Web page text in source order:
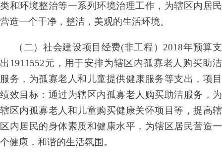
类和环境整治等一系列环境治理工作，为辖区内居民
营造一个干净，整洁，美观的生活环境。
（二）社会建设项目经费(非工程）2018年预算支
出1911552元，用于安排为辖区内孤寡老人购买助洁
服务，为孤寡老人和儿童提供健康服务等支出，项目
绩效目标：通过为辖区内孤寡老人购买助洁服务，为
辖区内孤寡老人和儿童购买健康关怀项目等，提高辖
区内居民的身体素质和健康水平，为辖区居民营造一
个健康，和谐的生活氛围。